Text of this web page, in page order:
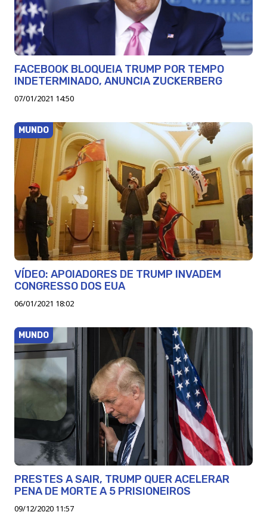
FACEBOOK BLOQUEIA TRUMP POR TEMPO
INDETERMINADO, ANUNCIA ZUCKERBERG
07/01/2021 14:50
MUNDO
VÍDEO: APOIADORES DE TRUMP INVADEM
CONGRESSO DOS EUA
06/01/2021 18:02
MUNDO
PRESTES A SAIR, TRUMP QUER ACELERAR
PENA DE MORTE A 5 PRISIONEIROS
09/12/2020 11:57